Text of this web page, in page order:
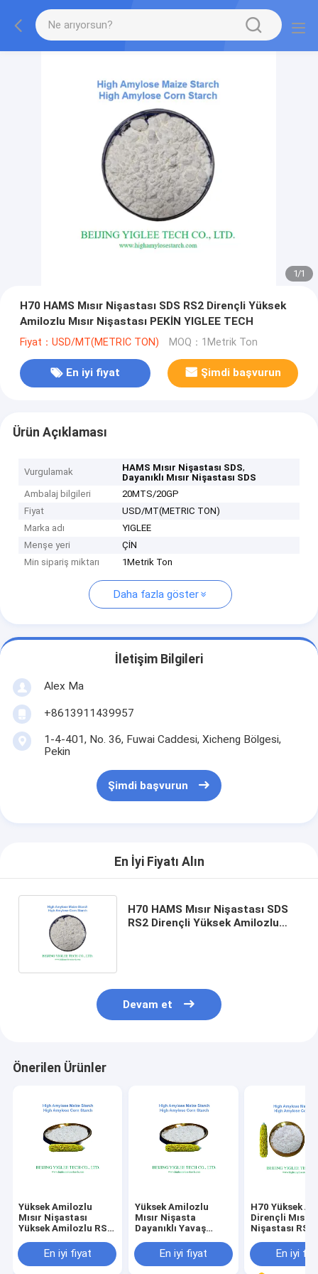
1/1
H70 HAMS Mısır Nişastası SDS RS2 Dirençli Yüksek
Amilozlu Mısır Nişastası PEKİN YIGLEE TECH
Fiyat：USD/MT(METRIC TON) MOQ：1Metrik Ton
En iyi fiyat Şimdi başvurun
Ürün Açıklaması
Vurgulamak HAMS Mısır Nişastası SDS,
Dayanıklı Mısır Nişastası SDS
Ambalaj bilgileri
20MTS/20GP
Fiyat
USD/MT(METRIC TON)
Marka adı
YIGLEE
Menşe yeri
ÇİN
Min sipariş miktarı
1Metrik Ton
Daha fazla göster
İletişim Bilgileri
Alex Ma
+8613911439957
1-4-401, No. 36, Fuwai Caddesi, Xicheng Bölgesi,
Pekin
Şimdi başvurun
En İyi Fiyatı Alın
H70 HAMS Mısır Nişastası SDS
RS2 Dirençli Yüksek Amilozlu
Devam et
Önerilen Ürünler
Yüksek Amilozlu
Mısır Nişastası
Yüksek Amilozlu RS2
PEKIN YIGLEE TECH
En iyi fiyat
Yüksek Amilozlu
Mısır Nişasta
Dayanıklı Yavaş
Nişasta RS2 HAMS
Su Emimi Yok Gıda
En iyi fiyat
H70 Yüksek
Dirençli Mısır
Nişastası RS2
En iyi